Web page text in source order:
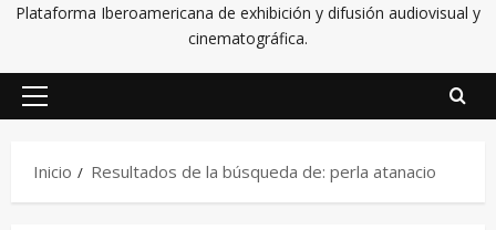
Plataforma Iberoamericana de exhibición y difusión audiovisual y
cinematográfica.
Inicio Resultados de la búsqueda de: perla atanacio